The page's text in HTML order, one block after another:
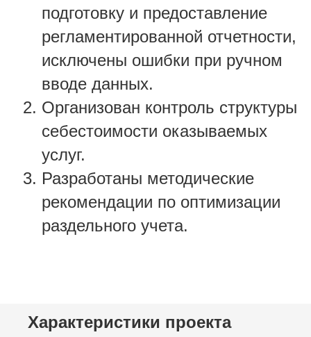
подготовку и предоставление
регламентированной отчетности,
исключены ошибки при ручном
вводе данных.
Организован контроль структуры
себестоимости оказываемых
услуг.
Разработаны методические
рекомендации по оптимизации
раздельного учета.
Характеристики проекта